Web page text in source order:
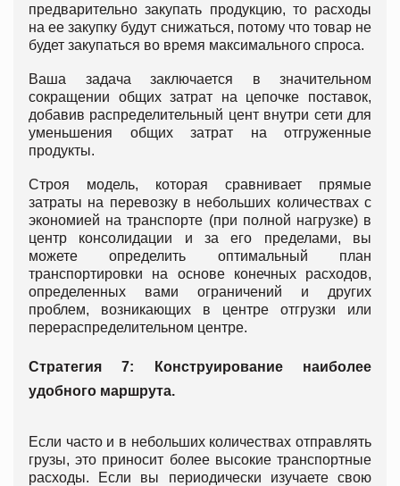
предварительно закупать продукцию, то расходы
на ее закупку будут снижаться, потому что товар не
будет закупаться во время максимального спроса.
Ваша задача заключается в значительном
сокращении общих затрат на цепочке поставок,
добавив распределительный цент внутри сети для
уменьшения общих затрат на отгруженные
продукты.
Строя модель, которая сравнивает прямые
затраты на перевозку в небольших количествах с
экономией на транспорте (при полной нагрузке) в
центр консолидации и за его пределами, вы
можете определить оптимальный план
транспортировки на основе конечных расходов,
определенных вами ограничений и других
проблем, возникающих в центре отгрузки или
перераспределительном центре.
Стратегия 7: Конструирование наиболее
удобного маршрута.
Если часто и в небольших количествах отправлять
грузы, это приносит более высокие транспортные
расходы. Если вы периодически изучаете свою